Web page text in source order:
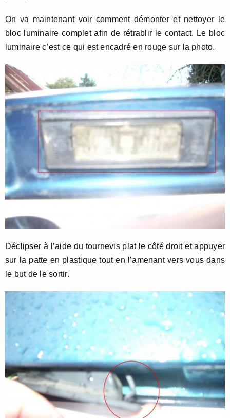
On va maintenant voir comment démonter et nettoyer le
bloc luminaire complet afin de rétrablir le contact. Le bloc
luminaire c’est ce qui est encadré en rouge sur la photo.
Déclipser à l’aide du tournevis plat le côté droit et appuyer
sur la patte en plastique tout en l’amenant vers vous dans
le but de le sortir.